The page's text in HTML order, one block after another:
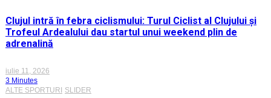
Clujul intră în febra ciclismului: Turul Ciclist al Clujului și
Trofeul Ardealului dau startul unui weekend plin de
adrenalină
iulie 11, 2026
3 Minutes
ALTE SPORTURI
SLIDER